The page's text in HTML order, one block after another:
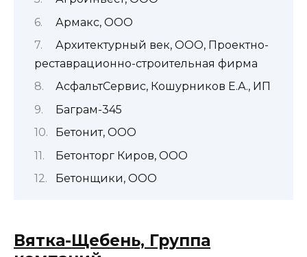
Армакс, ООО
Архитектурный век, ООО, Проектно-
реставрационно-строительная фирма
АсфальтСервис, Кошурников Е.А., ИП
Баграм-345
Бетонит, ООО
Бетонторг Киров, ООО
Бетонщики, ООО
Вятка-Щебень, Группа